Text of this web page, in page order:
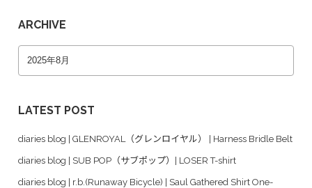
ARCHIVE
LATEST POST
diaries blog | GLENROYAL（グレンロイヤル） | Harness Bridle Belt
diaries blog | SUB POP（サブポップ）| LOSER T-shirt
diaries blog | r.b.(Runaway Bicycle) | Saul Gathered Shirt One-